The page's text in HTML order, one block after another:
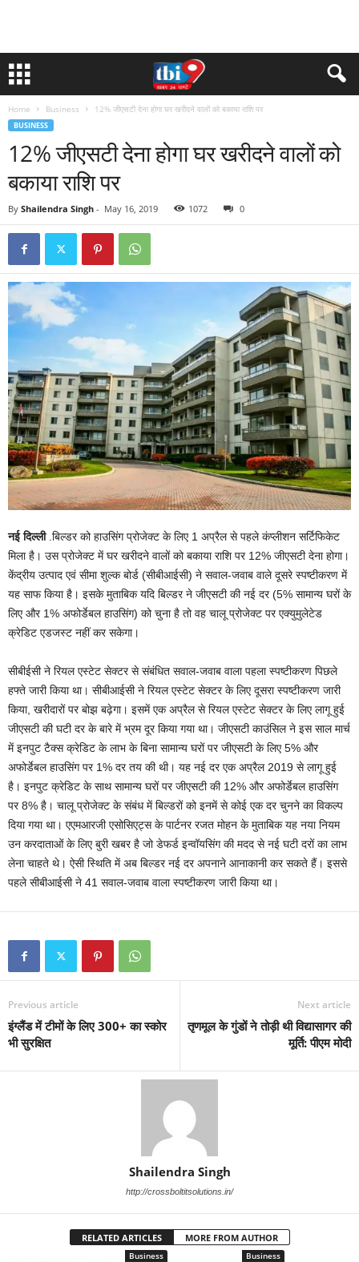
Home Business 12% जीएसटी देना होगा घर खरीदने वालों को बकाया राशि पर
BUSINESS
12% जीएसटी देना होगा घर खरीदने वालों को
बकाया राशि पर
By Shailendra Singh - May 16, 2019 1072 0
नई दिल्ली.बिल्डर को हाउसिंग प्रोजेक्ट के लिए 1 अप्रैल से पहले कंप्लीशन सर्टिफिकेट
मिला है। उस प्रोजेक्ट में घर खरीदने वालों को बकाया राशि पर 12% जीएसटी देना होगा।
केंद्रीय उत्पाद एवं सीमा शुल्क बोर्ड (सीबीआईसी) ने सवाल-जवाब वाले दूसरे स्पष्टीकरण में
यह साफ किया है। इसके मुताबिक यदि बिल्डर ने जीएसटी की नई दर (5% सामान्य घरों के
लिए और 1% अफोर्डेबल हाउसिंग) को चुना है तो वह चालू प्रोजेक्ट पर एक्युमुलेटेड
क्रेडिट एडजस्ट नहीं कर सकेगा।
सीबीईसी ने रियल एस्टेट सेक्टर से संबंधित सवाल-जवाब वाला पहला स्पष्टीकरण पिछले
हफ्ते जारी किया था। सीबीआईसी ने रियल एस्टेट सेक्टर के लिए दूसरा स्पष्टीकरण जारी
किया, खरीदारों पर बोझ बढ़ेगा। इसमें एक अप्रैल से रियल एस्टेट सेक्टर के लिए लागू हुई
जीएसटी की घटी दर के बारे में भ्रम दूर किया गया था। जीएसटी काउंसिल ने इस साल मार्च
में इनपुट टैक्स क्रेडिट के लाभ के बिना सामान्य घरों पर जीएसटी के लिए 5% और
अफोर्डेबल हाउसिंग पर 1% दर तय की थी। यह नई दर एक अप्रैल 2019 से लागू हुई
है। इनपुट क्रेडिट के साथ सामान्य घरों पर जीएसटी की 12% और अफोर्डेबल हाउसिंग
पर 8% है। चालू प्रोजेक्ट के संबंध में बिल्डरों को इनमें से कोई एक दर चुनने का विकल्प
दिया गया था। एएमआरजी एसोसिएट्स के पार्टनर रजत मोहन के मुताबिक यह नया नियम
उन करदाताओं के लिए बुरी खबर है जो डेफर्ड इन्वॉयसिंग की मदद से नई घटी दरों का लाभ
लेना चाहते थे। ऐसी स्थिति में अब बिल्डर नई दर अपनाने आनाकानी कर सकते हैं। इससे
पहले सीबीआईसी ने 41 सवाल-जवाब वाला स्पष्टीकरण जारी किया था।
Previous article
इंग्लैंड में टीमों के लिए 300+ का स्कोर
भी सुरक्षित
Next article
तृणमूल के गुंडों ने तोड़ी थी विद्यासागर की
मूर्ति: पीएम मोदी
Shailendra Singh
http://crossboltitsolutions.in/
RELATED ARTICLES MORE FROM AUTHOR
Business Business